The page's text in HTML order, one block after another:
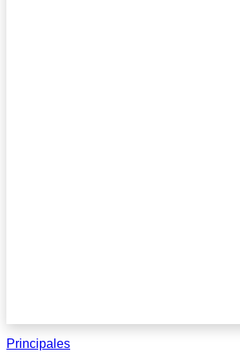
Principales